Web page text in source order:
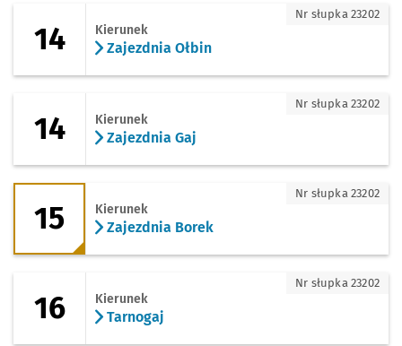
14 - kierunek Zajezdnia Ołbin
14 Kierunek
Zajezdnia Ołbin
Nr słupka 23202
14 Kierunek
Zajezdnia Gaj
Nr słupka 23202
15 - kierunek Zajezdnia Borek
15 Kierunek
Zajezdnia Borek
Nr słupka 23202
16 Kierunek
Tarnogaj
Nr słupka 23202